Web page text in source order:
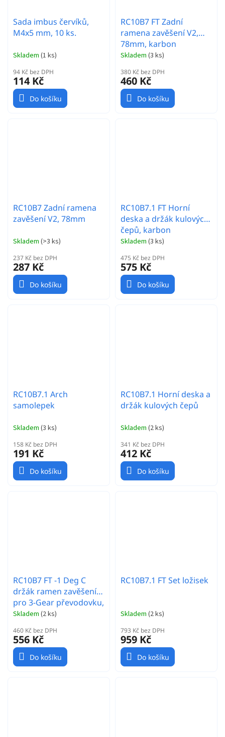
Sada imbus červíků,
M4x5 mm, 10 ks.
Skladem (1 ks)
94 Kč bez DPH
114 Kč
Do košíku
RC10B7 FT Zadní
ramena zavěšení V2,
78mm, karbon
Skladem (3 ks)
380 Kč bez DPH
460 Kč
Do košíku
RC10B7 Zadní ramena
zavěšení V2, 78mm
Skladem (>3 ks)
237 Kč bez DPH
287 Kč
Do košíku
RC10B7.1 FT Horní
deska a držák kulových
čepů, karbon
Skladem (3 ks)
475 Kč bez DPH
575 Kč
Do košíku
RC10B7.1 Arch
samolepek
Skladem (3 ks)
158 Kč bez DPH
191 Kč
Do košíku
RC10B7.1 Horní deska a
držák kulových čepů
Skladem (2 ks)
341 Kč bez DPH
412 Kč
Do košíku
RC10B7 FT -1 Deg C
držák ramen zavěšení
pro 3-Gear převodovku,
hliníkový
Skladem (2 ks)
460 Kč bez DPH
556 Kč
Do košíku
RC10B7.1 FT Set ložisek
Skladem (2 ks)
793 Kč bez DPH
959 Kč
Do košíku